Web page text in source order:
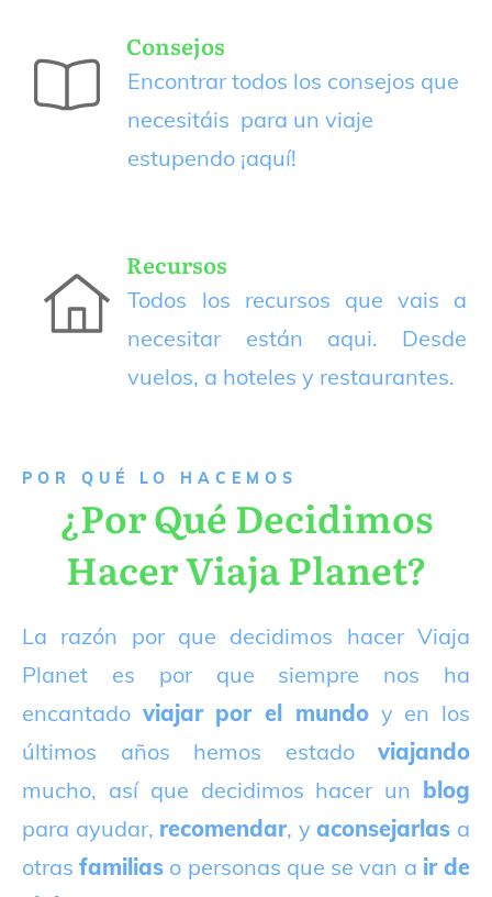
Consejos
Encontrar todos los consejos que
necesitáis para un viaje
estupendo ¡aquí!
Recursos
Todos los recursos que vais a
necesitar están aqui. Desde
vuelos, a hoteles y restaurantes.
P OR QUÉ LO HACEMOS
¿Por Qué Decidimos
Hacer Viaja Planet?
La razón por que decidimos hacer Viaja
Planet es por que siempre nos ha
encantado viajar por el mundoy en los
últimos años hemos estado viajando
mucho, así que decidimos hacer un blog
para ayudar, recomendar, yaconsejarlas a
otrasfamilias o personas que se van a ir de